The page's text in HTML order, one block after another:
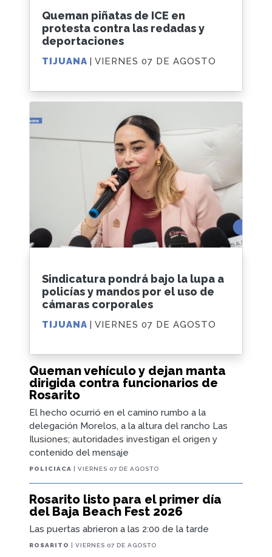
Queman vehículo y dejan manta
dirigida contra funcionarios de
Rosarito
El hecho ocurrió en el camino rumbo a la
delegación Morelos, a la altura del rancho Las
Ilusiones; autoridades investigan el origen y
contenido del mensaje
POLICIACA | VIERNES 07 DE AGOSTO
Rosarito listo para el primer día
del Baja Beach Fest 2026
Las puertas abrieron a las 2:00 de la tarde
ROSARITO | VIERNES 07 DE AGOSTO
Queman piñatas de ICE en
protesta contra las redadas y
deportaciones
TIJUANA | VIERNES 07 DE AGOSTO
Sindicatura pondrá bajo la lupa a
policías y mandos por el uso de
cámaras corporales
TIJUANA | VIERNES 07 DE AGOSTO